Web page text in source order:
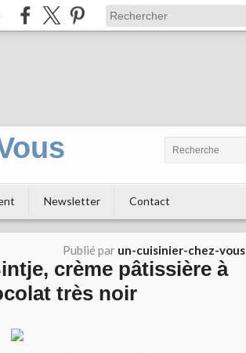
Newsletter Contact
Publié par un-cuisinier-chez-vous
crème pâtissière à
très noir